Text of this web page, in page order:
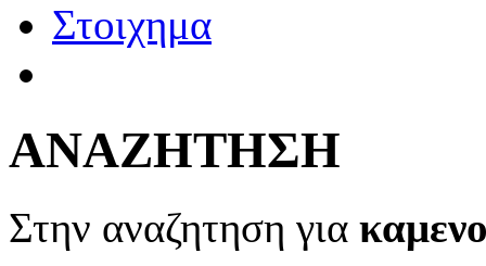
Στοιχημα
ΑΝΑΖΗΤΗΣΗ
Στην αναζητηση για